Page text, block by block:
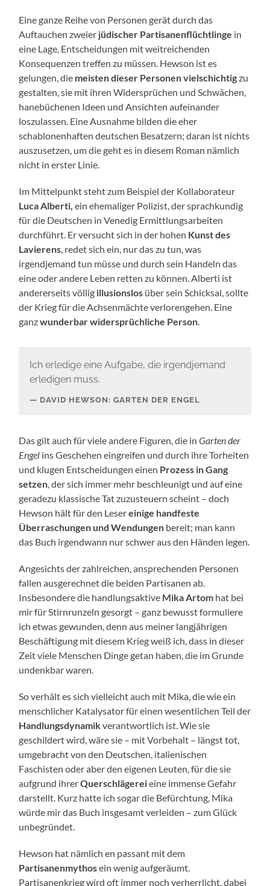
Eine ganze Reihe von Personen gerät durch das
Auftauchen zweier jüdischer Partisanenflüchtlinge in
eine Lage, Entscheidungen mit weitreichenden
Konsequenzen treffen zu müssen. Hewson ist es
gelungen, die meisten dieser Personen vielschichtigzu
gestalten, sie mit ihren Widersprüchen und Schwächen,
hanebüchenen Ideen und Ansichten aufeinander
loszulassen. Eine Ausnahme bilden die eher
schablonenhaften deutschen Besatzern; daran ist nichts
auszusetzen, um die geht es in diesem Roman nämlich
nicht in erster Linie.
Im Mittelpunkt steht zum Beispiel der Kollaborateur
Luca Alberti, ein ehemaliger Polizist, der sprachkundig
für die Deutschen in Venedig Ermittlungsarbeiten
durchführt. Er versucht sich in der hohen Kunst des
Lavierens, redet sich ein, nur das zu tun, was
irgendjemand tun müsse und durch sein Handeln das
eine oder andere Leben retten zu können. Alberti ist
andererseits völlig illusionslos über sein Schicksal, sollte
der Krieg für die Achsenmächte verlorengehen. Eine
ganzwunderbar widersprüchliche Person.
Ich erledige eine Aufgabe, die irgendjemand
erledigen muss.
DAVID HEWSON: GARTEN DER ENGEL
Das gilt auch für viele andere Figuren, die inGarten der
Engel ins Geschehen eingreifen und durch ihre Torheiten
und klugen Entscheidungen einen Prozess in Gang
setzen, der sich immer mehr beschleunigt und auf eine
geradezu klassische Tat zuzusteuern scheint – doch
Hewson hält für den Lesereinige handfeste
Überraschungen und Wendungen bereit; man kann
das Buch irgendwann nur schwer aus den Händen legen.
Angesichts der zahlreichen, ansprechenden Personen
fallen ausgerechnet die beiden Partisanen ab.
Insbesondere die handlungsaktive Mika Artom hat bei
mir für Stirnrunzeln gesorgt – ganz bewusst formuliere
ich etwas gewunden, denn aus meiner langjährigen
Beschäftigung mit diesem Krieg weiß ich, dass in dieser
Zeit viele Menschen Dinge getan haben, die im Grunde
undenkbar waren.
So verhält es sich vielleicht auch mit Mika, die wie ein
menschlicher Katalysator für einen wesentlichen Teil der
Handlungsdynamikverantwortlich ist. Wie sie
geschildert wird, wäre sie – mit Vorbehalt – längst tot,
umgebracht von den Deutschen, italienischen
Faschisten oder aber den eigenen Leuten, für die sie
aufgrund ihrerQuerschlägereieine immense Gefahr
darstellt. Kurz hatte ich sogar die Befürchtung, Mika
würde mir das Buch insgesamt verleiden – zum Glück
unbegründet.
Hewson hat nämlich en passant mit dem
Partisanenmythosein wenig aufgeräumt.
Partisanenkrieg wird oft immer noch verherrlicht, dabei